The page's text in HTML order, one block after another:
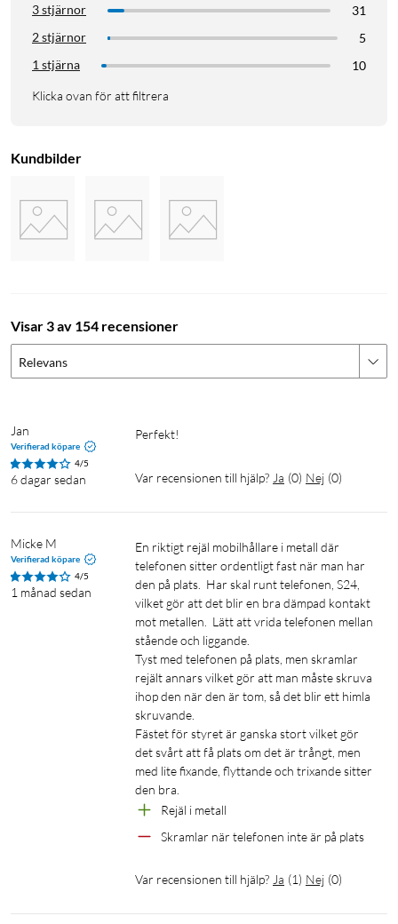
3 stjärnor
31
2 stjärnor
5
1 stjärna
10
Klicka ovan för att filtrera
Kundbilder
Visar 3 av 154 recensioner
Relevans
Jan
Verifierad köpare
4/5
6 dagar sedan
Perfekt!
Var recensionen till hjälp? Ja (0) Nej (0)
Micke M
Verifierad köpare
4/5
1 månad sedan
En riktigt rejäl mobilhållare i metall där
telefonen sitter ordentligt fast när man har
den på plats.  Har skal runt telefonen, S24,
vilket gör att det blir en bra dämpad kontakt
mot metallen.  Lätt att vrida telefonen mellan
stående och liggande.
Tyst med telefonen på plats, men skramlar
rejält annars vilket gör att man måste skruva
ihop den när den är tom, så det blir ett himla
skruvande.
Fästet för styret är ganska stort vilket gör
det svårt att få plats om det är trångt, men
med lite fixande, flyttande och trixande sitter
den bra.
Rejäl i metall
Skramlar när telefonen inte är på plats
Var recensionen till hjälp? Ja (1) Nej (0)